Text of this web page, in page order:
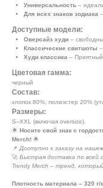
Универсальность –
Для всех знаков зодиака
Доступные модели:
Оверсайз худи –
Классические свитшоты
Худи классика –
Цветовая гамма:
черный
Состав:
хлопок 80%, полиэстер 20%
Размеры:
S–XXL (включая oversize).
🌟 Носите свой знак с
Merch! 🌟
📌 Доступно к заказу на
🚀 Быстрая доставка по всей
Trendy Merch – тренд,
Плотность материала – 320